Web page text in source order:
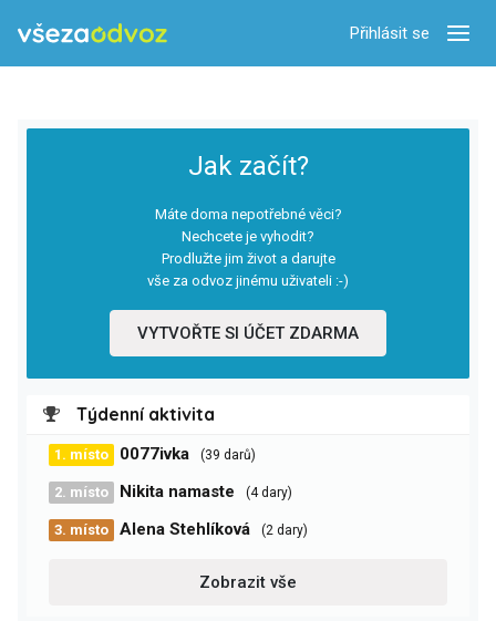
Přihlásit se
Jak začít?
Máte doma nepotřebné věci?
Nechcete je vyhodit?
Prodlužte jim život a darujte
vše za odvoz jinému uživateli :-)
VYTVOŘTE SI ÚČET ZDARMA
Týdenní aktivita
1. místo 0077ivka (39 darů)
2. místo Nikita namaste (4 dary)
3. místo Alena Stehlíková (2 dary)
Zobrazit vše